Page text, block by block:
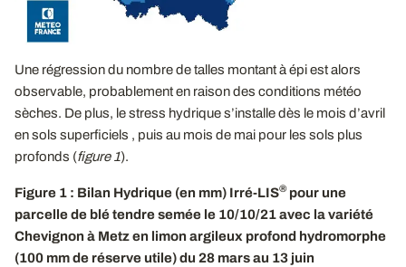
Une régression du nombre de talles montant à épi est alors
observable, probablement en raison des conditions météo
sèches. De plus, le stress hydrique s’installe dès le mois d’avril
en sols superficiels , puis au mois de mai pour les sols plus
profonds (figure 1).
Figure 1 : Bilan Hydrique (en mm) Irré-LIS®pour une
parcelle de blé tendre semée le 10/10/21 avec la variété
Chevignon à Metz en limon argileux profond hydromorphe
(100 mm de réserve utile) du 28 mars au 13 juin